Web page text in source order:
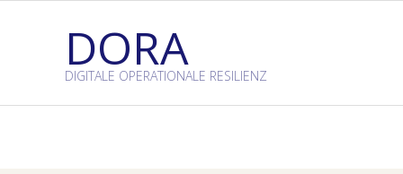
DORA
DIGITALE OPERATIONALE RESILIENZ